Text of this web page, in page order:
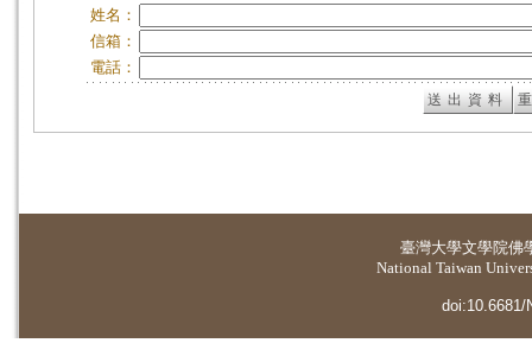
姓名：
信箱：
電話：
臺灣大學文學院佛
National Taiwan
doi:10.6681/